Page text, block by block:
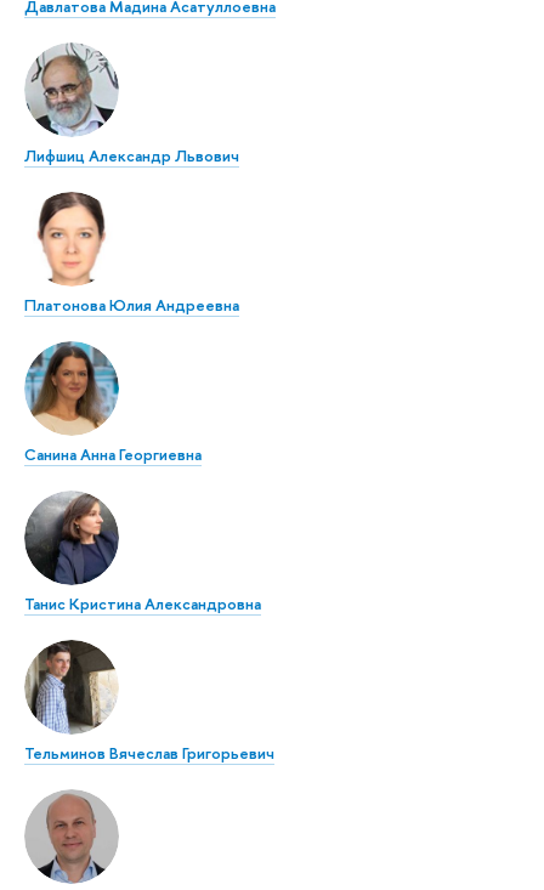
Давлатова Мадина Асатуллоевна
Лифшиц Александр Львович
Платонова Юлия Андреевна
Санина Анна Георгиевна
Танис Кристина Александровна
Тельминов Вячеслав Григорьевич